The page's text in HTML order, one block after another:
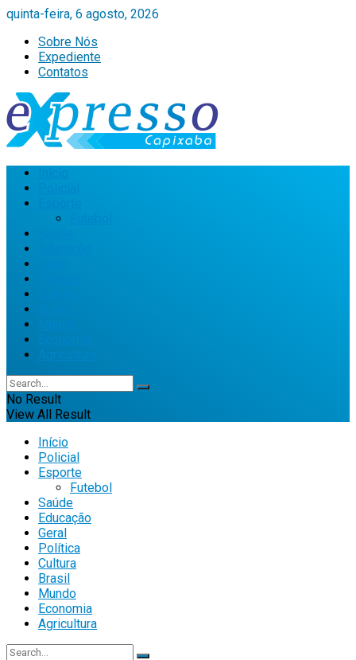
quinta-feira, 6 agosto, 2026
Sobre Nós
Expediente
Contatos
Agricultura
No Result
View All Result
Início
Policial
Esporte
Futebol
Saúde
Educação
Geral
Política
Cultura
Brasil
Mundo
Economia
Agricultura